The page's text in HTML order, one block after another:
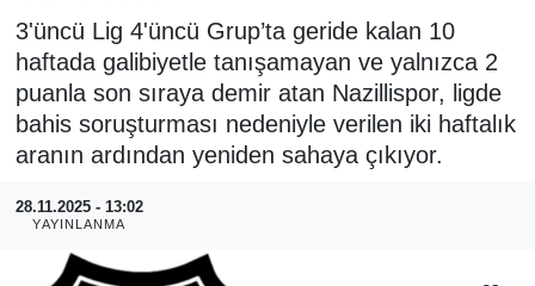
3'üncü Lig 4'üncü Grup’ta geride kalan 10
haftada galibiyetle tanışamayan ve yalnızca 2
puanla son sıraya demir atan Nazillispor, ligde
bahis soruşturması nedeniyle verilen iki haftalık
aranın ardından yeniden sahaya çıkıyor.
28.11.2025 - 13:02
YAYINLANMA
SİYASET
SPOR
ASAYİŞ
RESMİ REKLAM
Tüm Manşetler
Son Dakika Haberleri
Haber Arşivi